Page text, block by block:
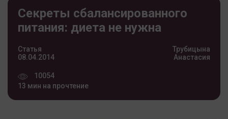
Секреты сбалансированного
питания: диета не нужна
Статья
08.04.2014
10054
13 мин на прочтение
Трубицына
Анастасия